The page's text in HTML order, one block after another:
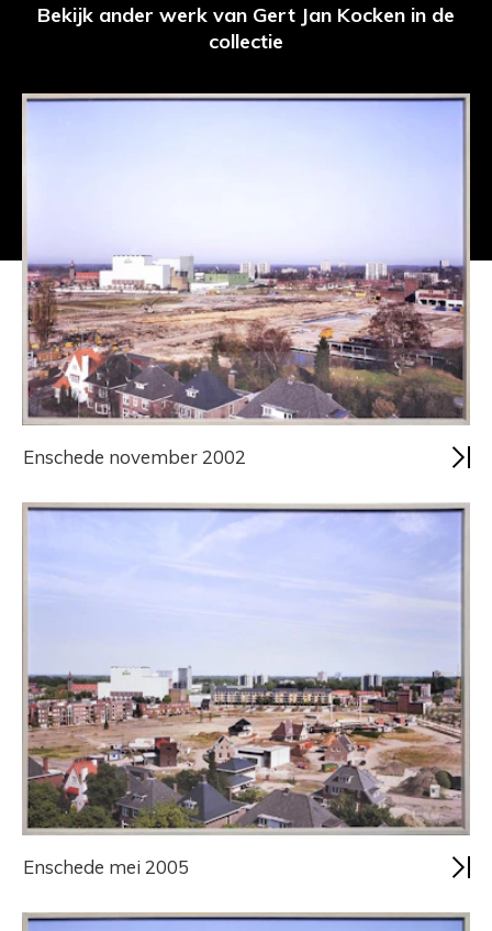
Bekijk ander werk van Gert Jan Kocken in de
collectie
Enschede november 2002
Enschede mei 2005